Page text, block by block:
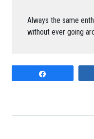
Always the same
without ever going